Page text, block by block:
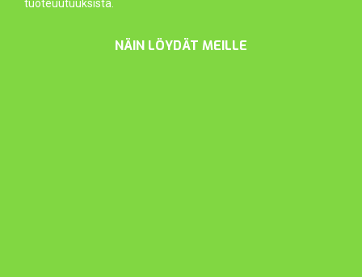
tuoteuutuuksista.
NÄIN LÖYDÄT MEILLE